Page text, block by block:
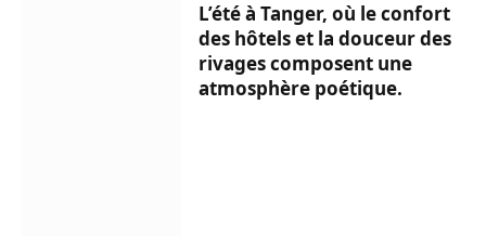
L’été à Tanger, où le confort
des hôtels et la douceur des
rivages composent une
atmosphère poétique.